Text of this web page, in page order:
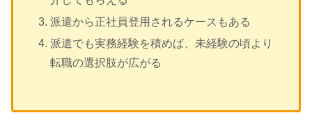
派遣から正社員登用されるケースもある
派遣でも実務経験を積めば、未経験の頃より
転職の選択肢が広がる